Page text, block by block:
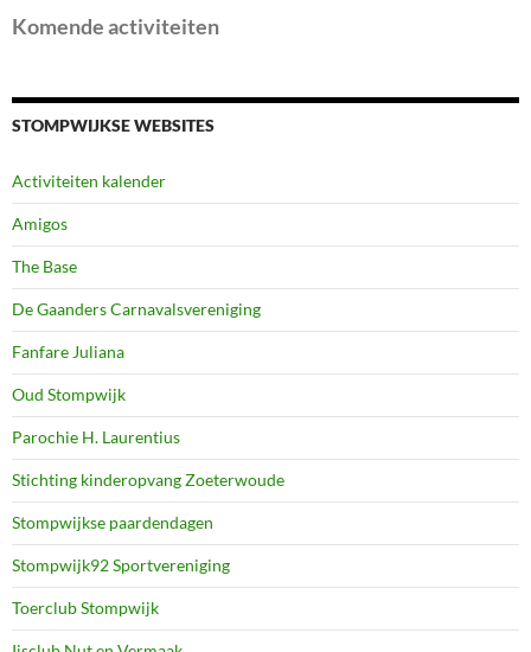
Komende activiteiten
STOMPWIJKSE WEBSITES
Activiteiten kalender
Amigos
The Base
De Gaanders Carnavalsvereniging
Fanfare Juliana
Oud Stompwijk
Parochie H. Laurentius
Stichting kinderopvang Zoeterwoude
Stompwijkse paardendagen
Stompwijk92 Sportvereniging
Toerclub Stompwijk